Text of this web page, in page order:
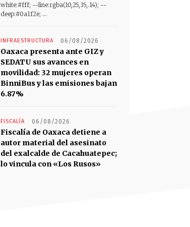
white:#fff; --line:rgba(10,25,35,.14); --
deep:#0a1f2e; ...
INFRAESTRUCTURA 06/08/2026
Oaxaca presenta ante GIZ y
SEDATU sus avances en
movilidad: 32 mujeres operan
BinniBus y las emisiones bajan
6.87%
FISCALÍA 06/08/2026
Fiscalía de Oaxaca detiene a
autor material del asesinato
del exalcalde de Cacahuatepec;
lo vincula con «Los Rusos»